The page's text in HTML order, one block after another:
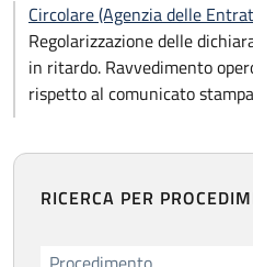
Circolare (Agenzia delle
Regolarizzazione delle
in ritardo. Ravvedimento
rispetto al comunicato
RICERCA PER